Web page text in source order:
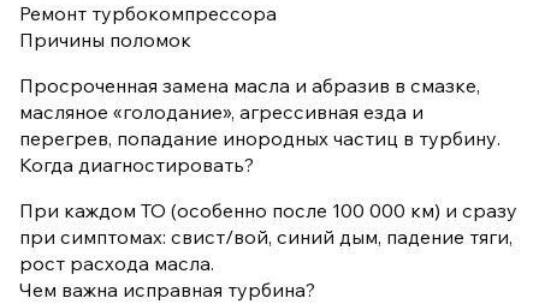
Ремонт турбокомпрессора
Причины поломок
Просроченная замена масла и абразив в смазке,
масляное «голодание», агрессивная езда и
перегрев, попадание инородных частиц в турбину.
Когда диагностировать?
При каждом ТО (особенно после 100 000 км) и сразу
при симптомах: свист/вой, синий дым, падение тяги,
рост расхода масла.
Чем важна исправная турбина?